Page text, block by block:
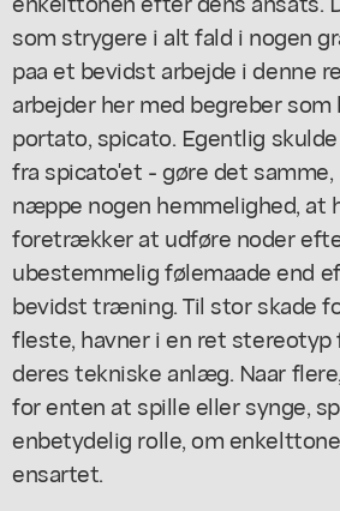
som strygere i alt fald i nogen
paa et bevidst arbejde i denne
arbejder her med begreber
portato, spicato. Egentlig
fra spicato'et - gøre det
næppe nogen hemmelighed, at
foretrækker at udføre noder
ubestemmelig følemaade end
bevidst træning. Til stor skade
fleste, havner i en ret
deres tekniske anlæg. Naar
for enten at spille eller synge,
enbetydelig rolle, om
ensartet.